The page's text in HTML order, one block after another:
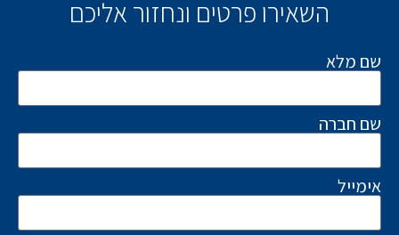
השאירו פרטים ונחזור אליכם
שם מלא
שם חברה
אימייל